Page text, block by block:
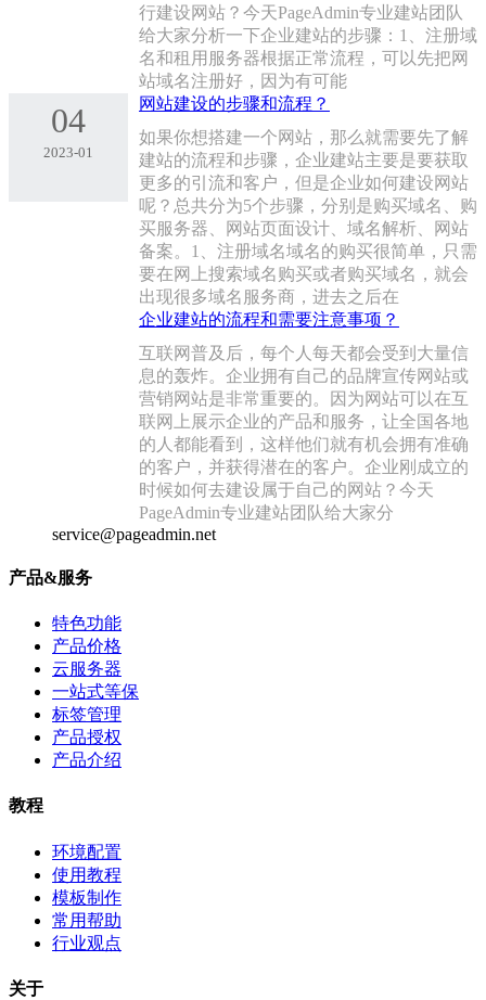
行建设网站？今天PageAdmin专业建站团队
给大家分析一下企业建站的步骤：1、注册域
名和租用服务器根据正常流程，可以先把网
站域名注册好，因为有可能
网站建设的步骤和流程？
如果你想搭建一个网站，那么就需要先了解
建站的流程和步骤，企业建站主要是要获取
更多的引流和客户，但是企业如何建设网站
呢？总共分为5个步骤，分别是购买域名、购
买服务器、网站页面设计、域名解析、网站
备案。1、注册域名域名的购买很简单，只需
要在网上搜索域名购买或者购买域名，就会
出现很多域名服务商，进去之后在
04
2023-01
企业建站的流程和需要注意事项？
互联网普及后，每个人每天都会受到大量信
息的轰炸。企业拥有自己的品牌宣传网站或
营销网站是非常重要的。因为网站可以在互
联网上展示企业的产品和服务，让全国各地
的人都能看到，这样他们就有机会拥有准确
的客户，并获得潜在的客户。企业刚成立的
时候如何去建设属于自己的网站？今天
PageAdmin专业建站团队给大家分
service@pageadmin.net
产品&服务
特色功能
产品价格
云服务器
一站式等保
标签管理
产品授权
产品介绍
教程
环境配置
使用教程
模板制作
常用帮助
行业观点
关于